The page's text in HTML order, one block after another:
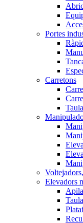
Portes
Carretons
Elevadors